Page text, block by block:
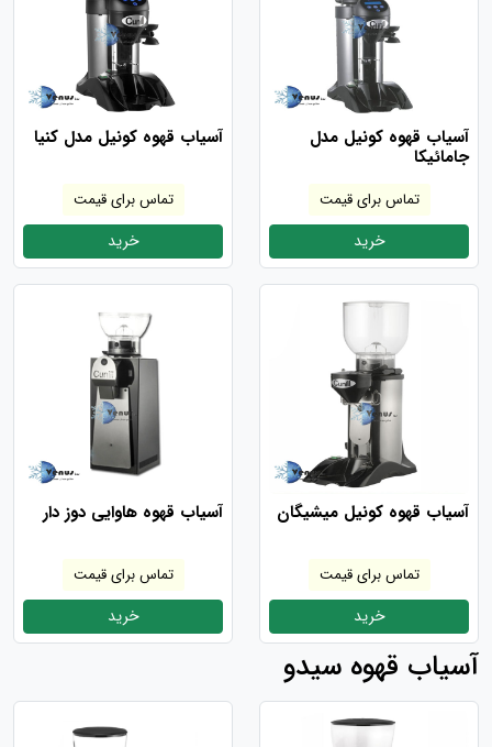
آسیاب قهوه کونیل مدل
جامائیکا
تماس برای قیمت
خرید
آسیاب قهوه کونیل مدل کنیا
تماس برای قیمت
خرید
آسیاب قهوه کونیل میشیگان
تماس برای قیمت
خرید
آسیاب قهوه هاوایی دوز دار
تماس برای قیمت
خرید
آسیاب قهوه سیدو